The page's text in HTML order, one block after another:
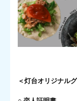
＜灯台オリジナル